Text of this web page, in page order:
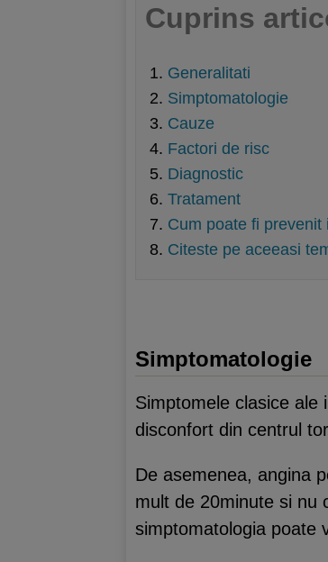
Cuprins
Generalitati
Simptomatologie
Cauze
Factori de risc
Diagnostic
Tratament
Cum poate fi
Citeste pe aceeasi
Simptomatologie
Simptomele clasice ale
disconfort din centrul
De asemenea, angina
mult de 20minute si nu
simptomatologia poate